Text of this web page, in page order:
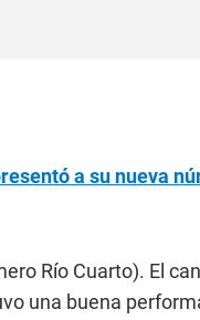
a su nueva
Río Cuarto). El
una buena